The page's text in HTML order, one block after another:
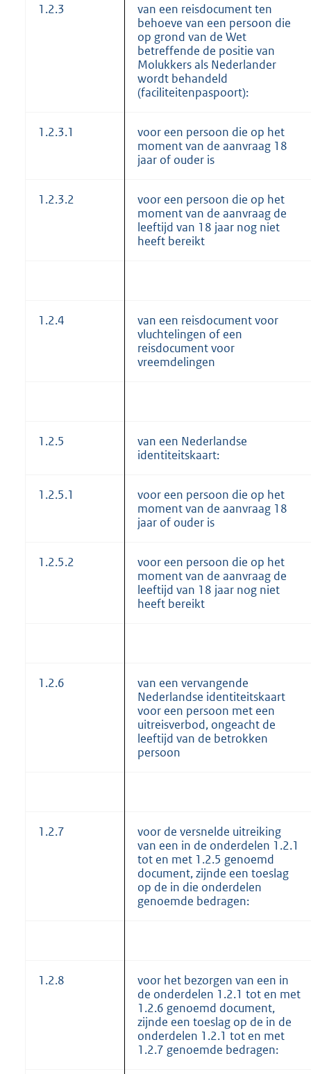
1.2.3
van een reisdocument ten
behoeve van een persoon die
op grond van de Wet
betreffende de positie van
Molukkers als Nederlander
wordt behandeld
(faciliteitenpaspoort):
1.2.3.1
voor een persoon die op het
moment van de aanvraag 18
jaar of ouder is
1.2.3.2
voor een persoon die op het
moment van de aanvraag de
leeftijd van 18 jaar nog niet
heeft bereikt
1.2.4
van een reisdocument voor
vluchtelingen of een
reisdocument voor
vreemdelingen
1.2.5
van een Nederlandse
identiteitskaart:
1.2.5.1
voor een persoon die op het
moment van de aanvraag 18
jaar of ouder is
1.2.5.2
voor een persoon die op het
moment van de aanvraag de
leeftijd van 18 jaar nog niet
heeft bereikt
1.2.6
van een vervangende
Nederlandse identiteitskaart
voor een persoon met een
uitreisverbod, ongeacht de
leeftijd van de betrokken
persoon
1.2.7
voor de versnelde uitreiking
van een in de onderdelen 1.2.1
tot en met 1.2.5 genoemd
document, zijnde een toeslag
op de in die onderdelen
genoemde bedragen:
1.2.8
voor het bezorgen van een in
de onderdelen 1.2.1 tot en met
1.2.6 genoemd document,
zijnde een toeslag op de in de
onderdelen 1.2.1 tot en met
1.2.7 genoemde bedragen: